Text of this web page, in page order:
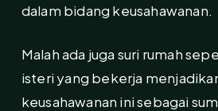
dalam bidang keusahawanan.
Malah ada juga suri rumah
isteri yang bekerja
keusahawanan ini sebagai